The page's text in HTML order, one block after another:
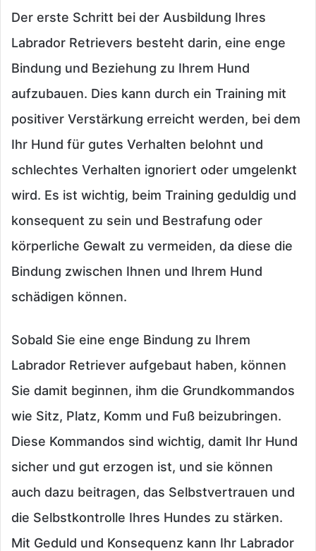
Der erste Schritt bei der Ausbildung Ihres
Labrador Retrievers besteht darin, eine enge
Bindung und Beziehung zu Ihrem Hund
aufzubauen. Dies kann durch ein Training mit
positiver Verstärkung erreicht werden, bei dem
Ihr Hund für gutes Verhalten belohnt und
schlechtes Verhalten ignoriert oder umgelenkt
wird. Es ist wichtig, beim Training geduldig und
konsequent zu sein und Bestrafung oder
körperliche Gewalt zu vermeiden, da diese die
Bindung zwischen Ihnen und Ihrem Hund
schädigen können.
Sobald Sie eine enge Bindung zu Ihrem
Labrador Retriever aufgebaut haben, können
Sie damit beginnen, ihm die Grundkommandos
wie Sitz, Platz, Komm und Fuß beizubringen.
Diese Kommandos sind wichtig, damit Ihr Hund
sicher und gut erzogen ist, und sie können
auch dazu beitragen, das Selbstvertrauen und
die Selbstkontrolle Ihres Hundes zu stärken.
Mit Geduld und Konsequenz kann Ihr Labrador